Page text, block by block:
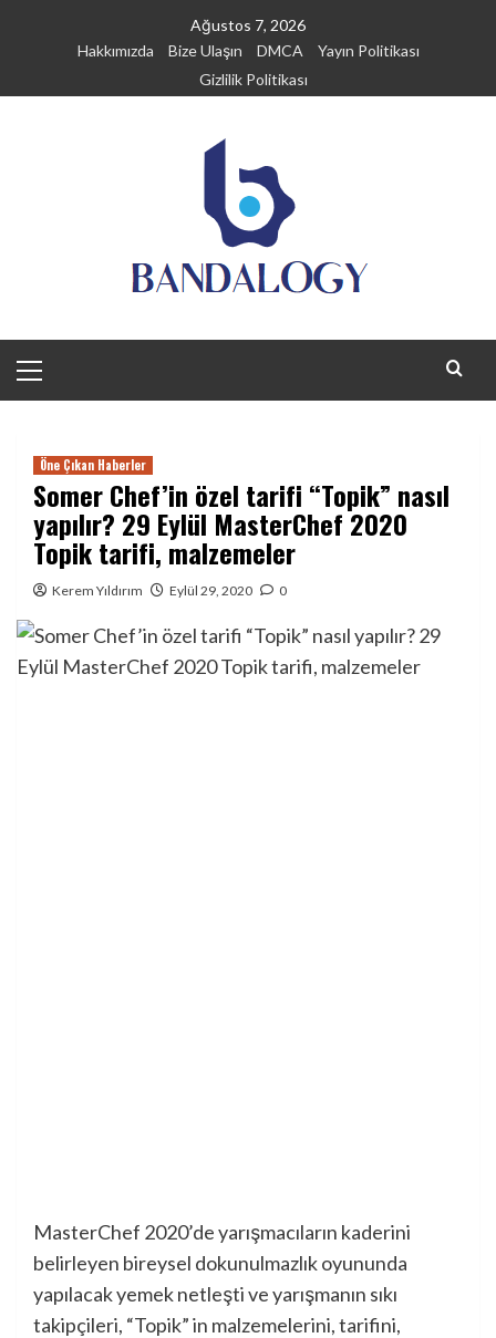
Ağustos 7, 2026
Hakkımızda
Bize Ulaşın DMCA
Yayın Politikası
Gizlilik Politikası
Menu
Öne Çıkan Haberler
Somer Chef’in özel tarifi “Topik” nasıl
yapılır? 29 Eylül MasterChef 2020
Topik tarifi, malzemeler
Kerem Yıldırım Eylül 29, 2020 0
MasterChef 2020’de yarışmacıların kaderini
belirleyen bireysel dokunulmazlık oyununda
yapılacak yemek netleşti ve yarışmanın sıkı
takipçileri, “Topik” in malzemelerini, tarifini,